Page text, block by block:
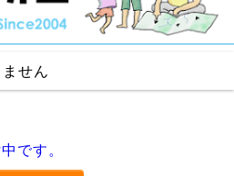
せん
です。